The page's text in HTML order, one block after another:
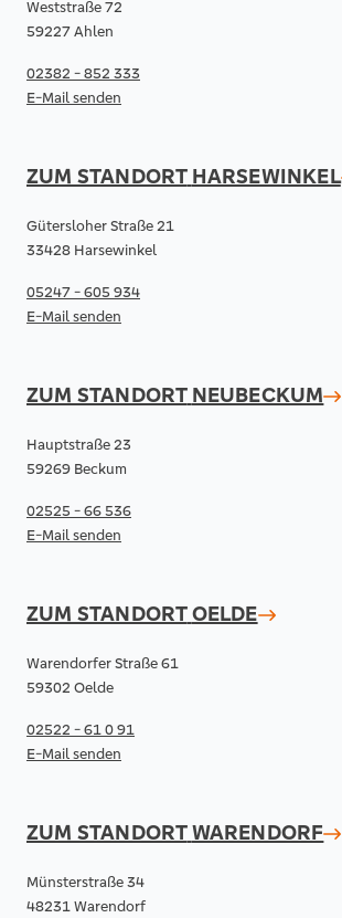
Weststraße 72
59227 Ahlen
02382 - 852 333
E-Mail senden
ZUM STANDORT HARSEWINKEL
Gütersloher Straße 21
33428 Harsewinkel
05247 - 605 934
E-Mail senden
ZUM STANDORT NEUBECKUM
Hauptstraße 23
59269 Beckum
02525 - 66 536
E-Mail senden
ZUM STANDORTOELDE
Warendorfer Straße 61
59302 Oelde
02522 - 61 0 91
E-Mail senden
ZUM STANDORTWARENDORF
Münsterstraße 34
48231 Warendorf